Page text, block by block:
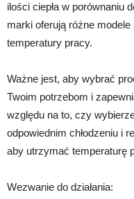
ilości ciepła w porównaniu
marki oferują różne
temperatury pracy.
Ważne jest, aby wybrać
Twoim potrzebom i
względu na to, czy
odpowiednim chłodzeniu i
aby utrzymać temperaturę
Wezwanie do działania: